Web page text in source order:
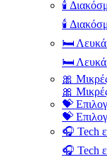
🕯️
🕯️
🛏️ Λευκά
🛏️ Λευκά
🎀
🎀
💝
💝
🎧 Tech
🎧 Tech